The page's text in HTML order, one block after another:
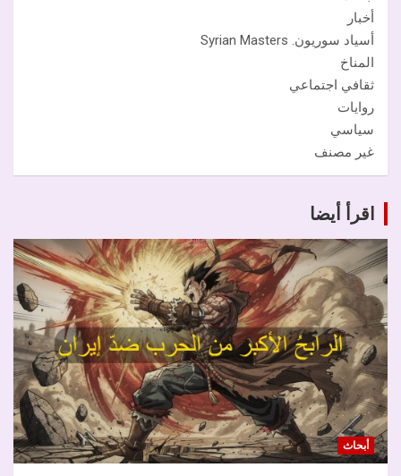
أخبار
أسياد سوريون. Syrian Masters
المناخ
ثقافي اجتماعي
روايات
سياسي
غير مصنف
اقرأ أيضا
أبحاث